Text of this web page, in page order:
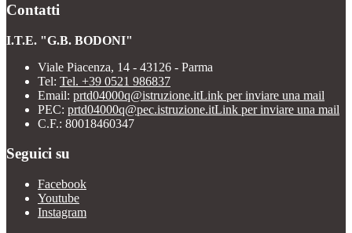
Contatti
I.T.E. "G.B. BODONI"
Viale Piacenza, 14 - 43126 - Parma
Tel: Tel. +39 0521 986837
Email: prtd04000q@istruzione.itLink per inviare una mail
PEC: prtd04000q@pec.istruzione.itLink per inviare una mail
C.F.: 80018460347
Seguici su
Facebook
Youtube
Instagram